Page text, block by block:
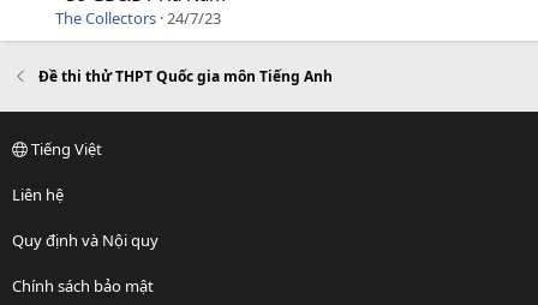
The Collectors 24/7/23
Đề thi thử THPT Quốc gia môn Tiếng Anh
Tiếng Việt
Liên hệ
Quy định và Nội quy
Chính sách bảo mật